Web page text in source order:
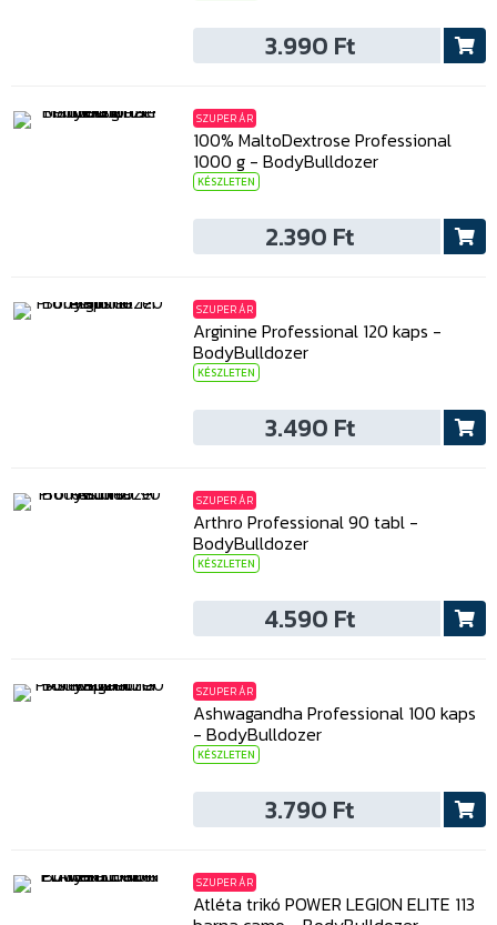
3.990 Ft
SZUPER ÁR
100% MaltoDextrose Professional
1000 g - BodyBulldozer
KÉSZLETEN
2.390 Ft
SZUPER ÁR
Arginine Professional 120 kaps -
BodyBulldozer
KÉSZLETEN
3.490 Ft
SZUPER ÁR
Arthro Professional 90 tabl -
BodyBulldozer
KÉSZLETEN
4.590 Ft
SZUPER ÁR
Ashwagandha Professional 100 kaps
- BodyBulldozer
KÉSZLETEN
3.790 Ft
SZUPER ÁR
Atléta trikó POWER LEGION ELITE 113